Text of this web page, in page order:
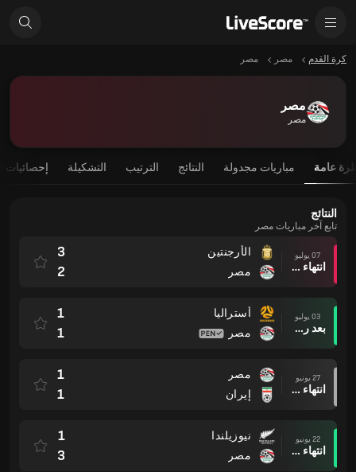
كرة القدم مصر مصر
مصر
مصر
عامة مباريات مجدولة النتائج الترتيب التشكيلة إحصائيات
النتائج
تابع آخر مباريات مصر
07 يوليو
انتهاء وقت المباراة
الأرجنتين
مصر
3
2
03 يوليو
بعد ركلات الترجيح
أستراليا
مصر
1
1
27 يونيو
انتهاء وقت المباراة
مصر
إيران
1
1
22 يونيو
انتهاء وقت المباراة
نيوزيلندا
مصر
1
3